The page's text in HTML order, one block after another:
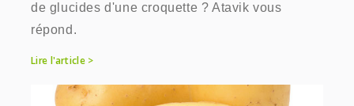
de glucides d'une croquette ? Atavik vous
répond.
Lire l'article >